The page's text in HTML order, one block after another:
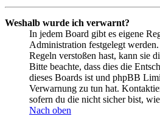
Weshalb wurde ich verwarnt?
In jedem Board gibt es eigene
Administration festgelegt
Regeln verstoßen hast, kann sie
Bitte beachte, dass dies die
dieses Boards ist und phpBB
Verwarnung zu tun hat.
sofern du die nicht sicher bist,
Nach oben